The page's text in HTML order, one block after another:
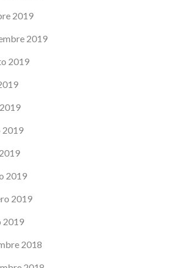
2019
2019
2019
2019
2019
2019
2019
2018